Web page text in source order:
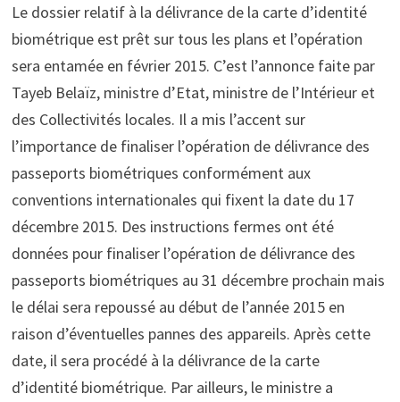
Le dossier relatif à la délivrance de la carte d’identité
biométrique est prêt sur tous les plans et l’opération
sera entamée en février 2015. C’est l’annonce faite par
Tayeb Belaïz, ministre d’Etat, ministre de l’Intérieur et
des Collectivités locales. Il a mis l’accent sur
l’importance de finaliser l’opération de délivrance des
passeports biométriques conformément aux
conventions internationales qui fixent la date du 17
décembre 2015. Des instructions fermes ont été
données pour finaliser l’opération de délivrance des
passeports biométriques au 31 décembre prochain mais
le délai sera repoussé au début de l’année 2015 en
raison d’éventuelles pannes des appareils. Après cette
date, il sera procédé à la délivrance de la carte
d’identité biométrique. Par ailleurs, le ministre a